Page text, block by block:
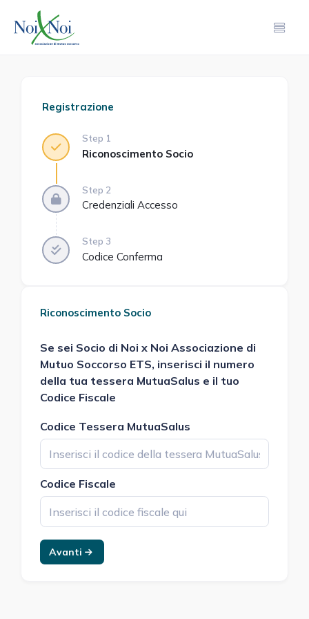
Registrazione
Step 1
Riconoscimento Socio
Step 2
Credenziali Accesso
Step 3
Codice Conferma
Riconoscimento Socio
Se sei Socio di Noi x Noi Associazione di
Mutuo Soccorso ETS, inserisci il numero
della tua tessera MutuaSalus e il tuo
Codice Fiscale
Codice Tessera MutuaSalus
Codice Fiscale
Avanti